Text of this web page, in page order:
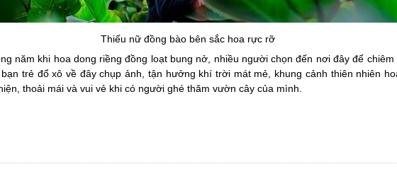
Thiếu nữ đồng bào bên sắc hoa rực rỡ
năm khi hoa dong riềng đồng loạt bung nở, nhiều người chọn đến nơi đây để
trẻ đổ xô về đây chụp ảnh, tận hưởng khí trời mát mẻ, khung cảnh thiên nhiên
thoải mái và vui vẻ khi có người ghé thăm vườn cây của mình.